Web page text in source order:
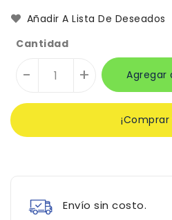
Añadir A Lista De Deseados
Cantidad
- + Agregar
Envío sin costo.